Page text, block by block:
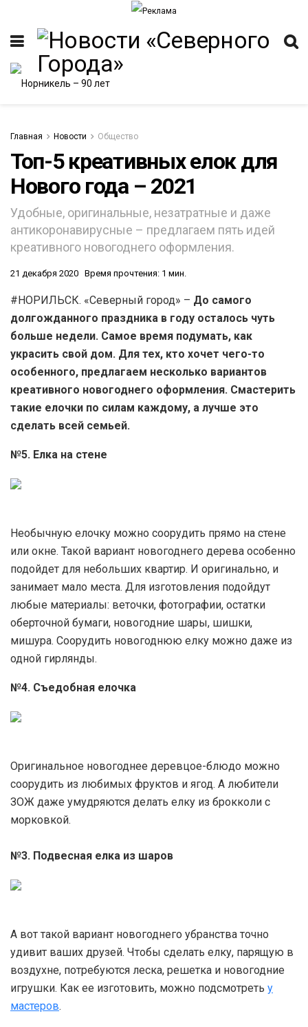
Главная Новости Общество
Топ-5 креативных елок для
Нового года – 2021
Удобные, оригинальные, незатратные и даже
антикоронавирусные – предлагаем пять идей
креативного новогоднего оформления.
21 декабря 2020 Время прочтения: 1 мин.
#НОРИЛЬСК. «Северный город» – До самого
долгожданного праздника в году осталось чуть
больше недели. Самое время подумать, как
украсить свой дом. Для тех, кто хочет чего-то
особенного, предлагаем несколько вариантов
креативного новогоднего оформления. Смастерить
такие елочки по силам каждому, а лучше это
сделать всей семьей.
№5. Елка на стене
Необычную елочку можно соорудить прямо на стене
или окне. Такой вариант новогоднего дерева особенно
подойдет для небольших квартир. И оригинально, и
занимает мало места. Для изготовления подойдут
любые материалы: веточки, фотографии, остатки
оберточной бумаги, новогодние шары, шишки,
мишура. Соорудить новогоднюю елку можно даже из
одной гирлянды.
№4. Съедобная елочка
Оригинальное новогоднее деревцое-блюдо можно
соорудить из любимых фруктов и ягод. А любители
ЗОЖ даже умудряются делать елку из брокколи с
морковкой.
№3. Подвесная елка из шаров
А вот такой вариант новогоднего убранства точно
удивит ваших друзей. Чтобы сделать елку, парящую в
воздухне, потребуются леска, решетка и новогодние
игрушки. Как ее изготовить, можно подсмотреть у
мастеров.